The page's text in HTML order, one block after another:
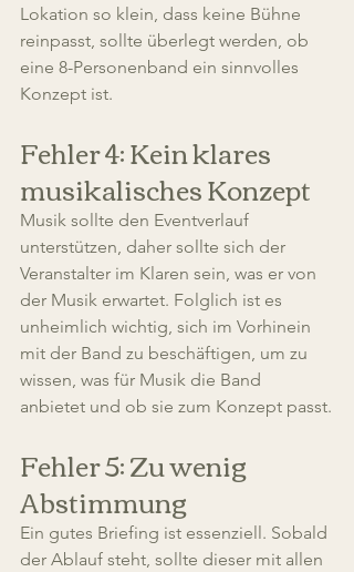
Lokation so klein, dass keine Bühne
reinpasst, sollte überlegt werden, ob
eine 8-Personenband ein sinnvolles
Konzept ist.
Fehler 4: Kein klares
musikalisches Konzept
Musik sollte den Eventverlauf
unterstützen, daher sollte sich der
Veranstalter im Klaren sein, was er von
der Musik erwartet. Folglich ist es
unheimlich wichtig, sich im Vorhinein
mit der Band zu beschäftigen, um zu
wissen, was für Musik die Band
anbietet und ob sie zum Konzept passt.
Fehler 5: Zu wenig
Abstimmung
Ein gutes Briefing ist essenziell. Sobald
der Ablauf steht, sollte dieser mit allen